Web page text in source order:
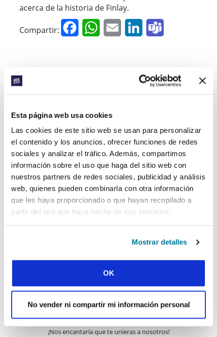
Esta página web usa cookies
Las cookies de este sitio web se usan para personalizar
el contenido y los anuncios, ofrecer funciones de redes
sociales y analizar el tráfico. Además, compartimos
información sobre el uso que haga del sitio web con
nuestros partners de redes sociales, publicidad y análisis
web, quienes pueden combinarla con otra información
que les haya proporcionado o que hayan recopilado a
partir del uso que haya hecho de sus servicios.
Mostrar detalles
OK
No vender ni compartir mi información personal
acerca de la historia de Finlay.
Compartir: FacebookWhatsApp
Email LinkedIn
Historia siguiente »
SUSCRIBIRSE A PRAYERLINE
Nombre de pila:
Apellido:
ENVIAR
Cada semana, IFES envía un breve correo electrónico con historias
de los movimientos estudiantiles y el ministerio de IFES de todo el
mundo para inspirarte en tus oraciones.
¡Nos encantaría que te unieras a nosotros!